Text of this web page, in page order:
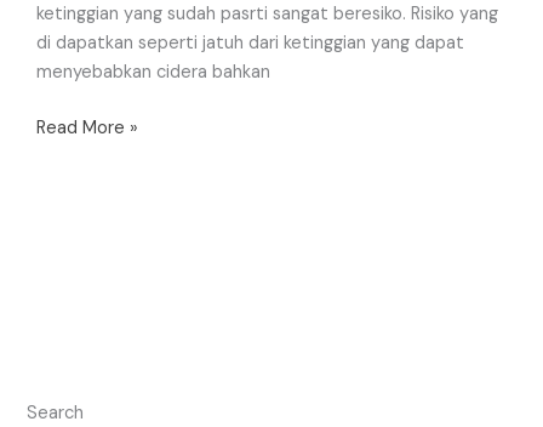
ketinggian yang sudah pasrti sangat beresiko. Risiko yang
di dapatkan seperti jatuh dari ketinggian yang dapat
menyebabkan cidera bahkan
Read More »
Search